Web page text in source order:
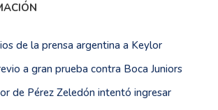
de la prensa argentina a Keylor
a gran prueba contra Boca Juniors
de Pérez Zeledón intentó ingresar